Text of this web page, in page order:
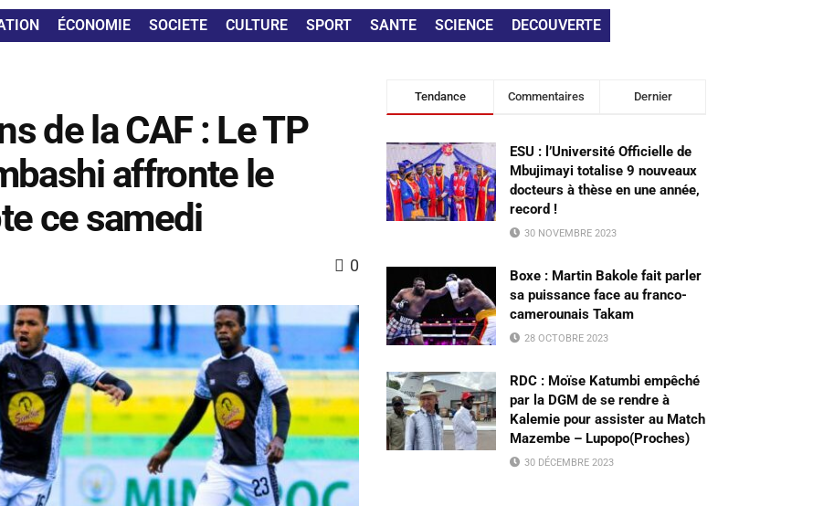
ÉCONOMIE SOCIETE CULTURE SPORT SANTE SCIENCE DECOUVERTE
de la CAF : Le TP
affronte le
ce samedi
0
Tendance Commentaires Dernier
ESU : l’Université Officielle de
Mbujimayi totalise 9 nouveaux
docteurs à thèse en une année,
record !
30 NOVEMBRE 2023
Boxe : Martin Bakole fait parler
sa puissance face au franco-
camerounais Takam
28 OCTOBRE 2023
RDC : Moïse Katumbi empêché
par la DGM de se rendre à
Kalemie pour assister au Match
Mazembe – Lupopo(Proches)
30 DÉCEMBRE 2023